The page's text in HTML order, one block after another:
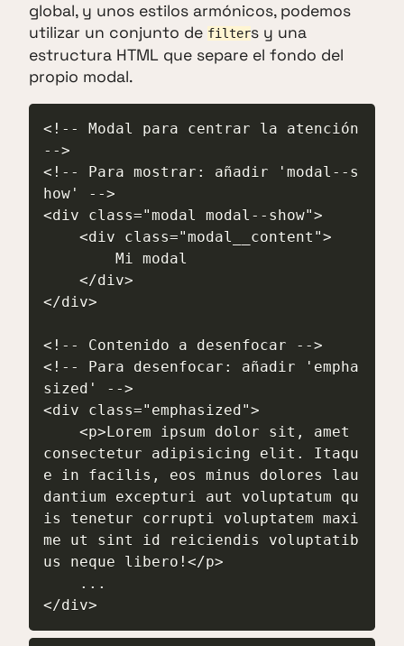
global, y unos estilos armónicos, podemos
utilizar un conjunto de filters y una
estructura HTML que separe el fondo del
propio modal.
<!-- Modal para centrar la atención
-->
<!-- Para mostrar: añadir 'modal--s
how' -->
<div class="modal modal--show">
</div>
<!-- Contenido a desenfocar -->
<!-- Para desenfocar: añadir 'empha
sized' -->
<div class="emphasized">
consectetur adipisicing elit. Itaqu
e in facilis, eos minus dolores lau
dantium excepturi aut voluptatum qu
is tenetur corrupti voluptatem maxi
me ut sint id reiciendis voluptatib
us neque libero!</p>
</div>